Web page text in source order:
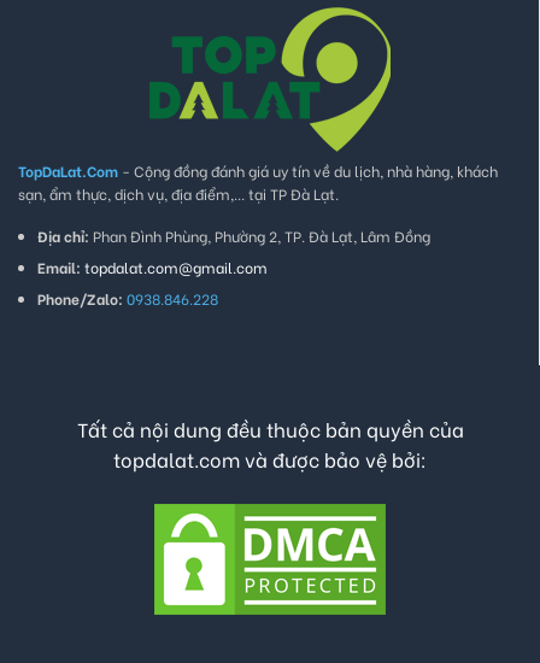
TopDaLat.Com - Cộng đồng đánh giá uy tín về du lịch, nhà hàng, khách
sạn, ẩm thực, dịch vụ, địa điểm,... tại TP Đà Lạt.
Địa chỉ: Phan Đình Phùng, Phường 2, TP. Đà Lạt, Lâm Đồng
Email: topdalat.com@gmail.com
Phone/Zalo: 0938.846.228
Tất cả nội dung đều thuộc bản quyền của
topdalat.com và được bảo vệ bởi: